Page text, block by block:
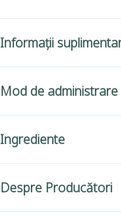
Informații
Mod de administrare
Ingrediente
Despre Producători